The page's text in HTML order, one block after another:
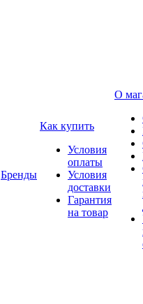
Бренды
Как купить
Условия
оплаты
Условия
доставки
Гарантия
на товар
О